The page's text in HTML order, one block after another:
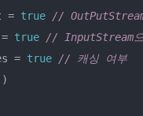
=
true //
true // InputStream으
=
true // 캐싱 여부